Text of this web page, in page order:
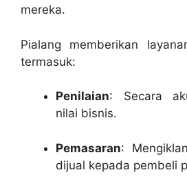
mereka.
Pialang memberikan
termasuk:
Penilaian: Secara
nilai bisnis.
Pemasaran:
dijual kepada pembeli